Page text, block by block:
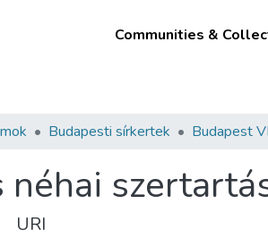
Communities &
Budapesti sírkertek
URI